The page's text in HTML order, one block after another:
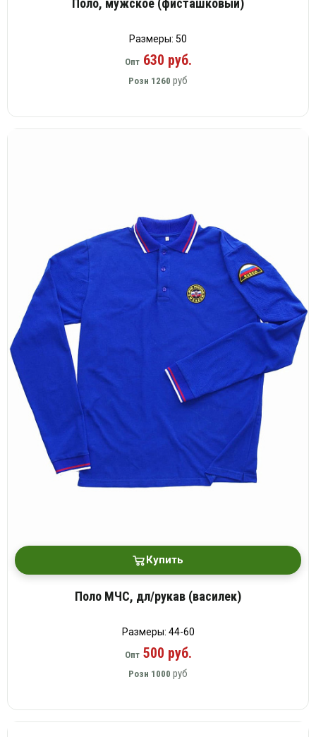
Поло, мужское (фисташковый)
Размеры: 50
Опт630 руб.
Розн 1260 руб
Купить
Поло МЧС, дл/рукав (василек)
Размеры: 44-60
Опт500 руб.
Розн 1000 руб